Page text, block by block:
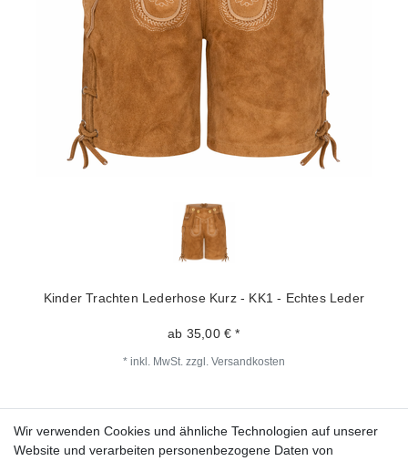
Kinder Trachten Lederhose Kurz - KK1 - Echtes Leder
ab 35,00 € *
* inkl. MwSt. zzgl. Versandkosten
Fragen zur Bestellung?
Wir verwenden Cookies und ähnliche Technologien auf unserer
Website und verarbeiten personenbezogene Daten von